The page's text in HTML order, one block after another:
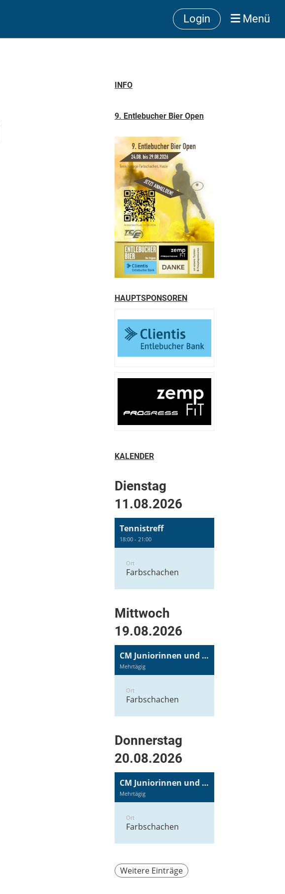
Login Menü
INFO
9. Entlebucher Bier Open
HAUPTSPONSOREN
KALENDER
Dienstag
11.08.2026
Tennistreff
18:00 - 21:00
Ort
Farbschachen
Mittwoch
19.08.2026
CM Juniorinnen und Junioren
Mehrtägig
Ort
Farbschachen
Donnerstag
20.08.2026
CM Juniorinnen und Junioren
Mehrtägig
Ort
Farbschachen
Weitere Einträge